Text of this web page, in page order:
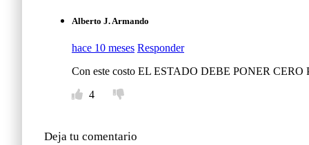
Alberto J. Armando
hace 10 meses Responder
Con este costo EL ESTADO DEBE PONER CERO
4
Deja tu comentario